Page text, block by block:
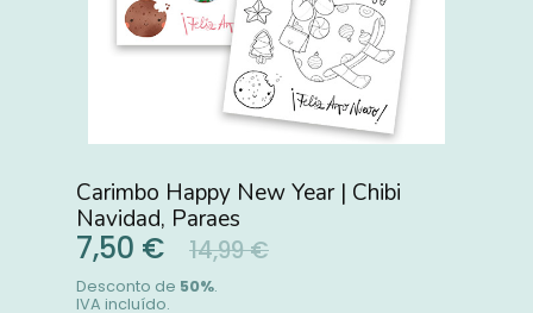
Carimbo Happy New Year | Chibi
Navidad, Paraes
7,50 € 14,99 €
Desconto de 50%.
IVA incluído.